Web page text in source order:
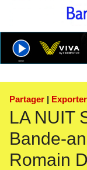
Partager | Exporter
LA NUIT
Bande-
Romain